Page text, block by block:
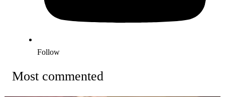
Follow
Most commented